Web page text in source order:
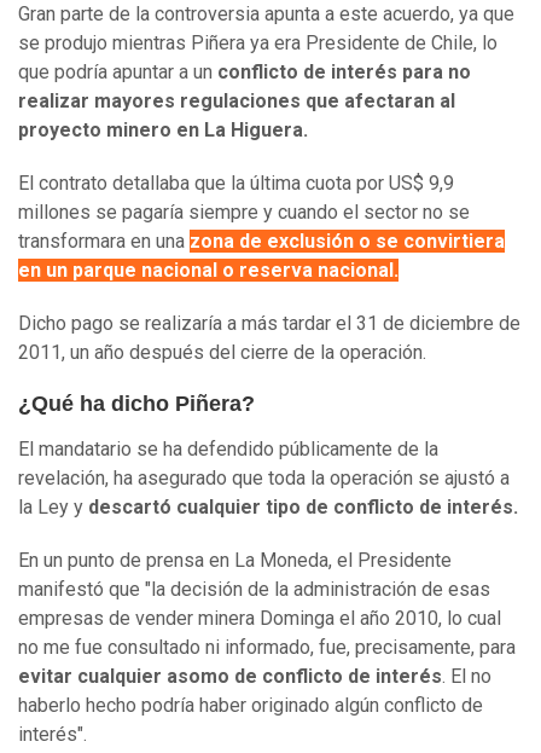
Gran parte de la controversia apunta a este acuerdo, ya que
se produjo mientras Piñera ya era Presidente de Chile, lo
que podría apuntar a un conflicto de interés para no
realizar mayores regulaciones que afectaran al
proyecto minero en La Higuera.
El contrato detallaba que la última cuota por US$ 9,9
millones se pagaría siempre y cuando el sector no se
transformara en una zona de exclusión o se convirtiera
en un parque nacional o reserva nacional.
Dicho pago se realizaría a más tardar el 31 de diciembre de
2011, un año después del cierre de la operación.
¿Qué ha dicho Piñera?
El mandatario se ha defendido públicamente de la
revelación, ha asegurado que toda la operación se ajustó a
la Ley y descartó cualquier tipo de conflicto de interés.
En un punto de prensa en La Moneda, el Presidente
manifestó que "la decisión de la administración de esas
empresas de vender minera Dominga el año 2010, lo cual
no me fue consultado ni informado, fue, precisamente, para
evitar cualquier asomo de conflicto de interés. El no
haberlo hecho podría haber originado algún conflicto de
interés".